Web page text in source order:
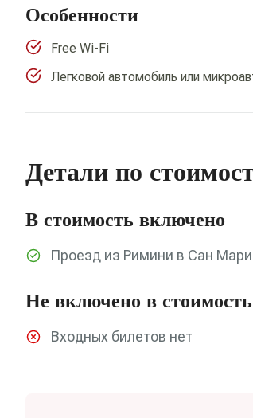
Особенности
Free Wi-Fi
Легковой автомобиль или
Детали по
В стоимость включено
Проезд из Римини в Сан
Не включено в стоимость
Входных билетов нет